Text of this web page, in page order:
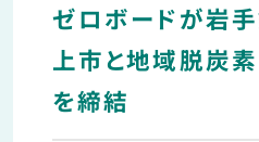
ゼロボードが岩
上市と地域脱炭
を締結